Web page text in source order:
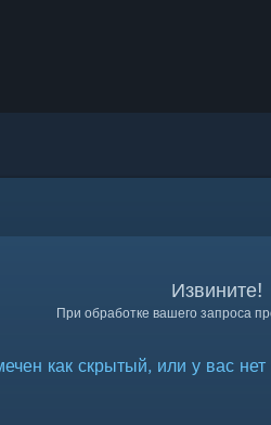
Извините!
При обработке вашего запроса
как скрытый, или у вас